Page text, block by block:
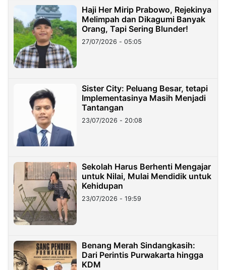
Haji Her Mirip Prabowo, Rejekinya
Melimpah dan Dikagumi Banyak
Orang, Tapi Sering Blunder!
27/07/2026 - 05:05
Sister City: Peluang Besar, tetapi
Implementasinya Masih Menjadi
Tantangan
23/07/2026 - 20:08
Sekolah Harus Berhenti Mengajar
untuk Nilai, Mulai Mendidik untuk
Kehidupan
23/07/2026 - 19:59
Benang Merah Sindangkasih:
Dari Perintis Purwakarta hingga
KDM